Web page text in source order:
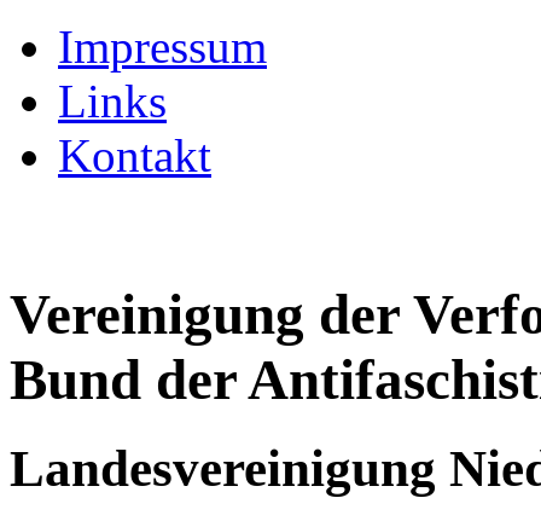
Impressum
Links
Kontakt
Vereinigung der
Bund der
Landesvereinigung